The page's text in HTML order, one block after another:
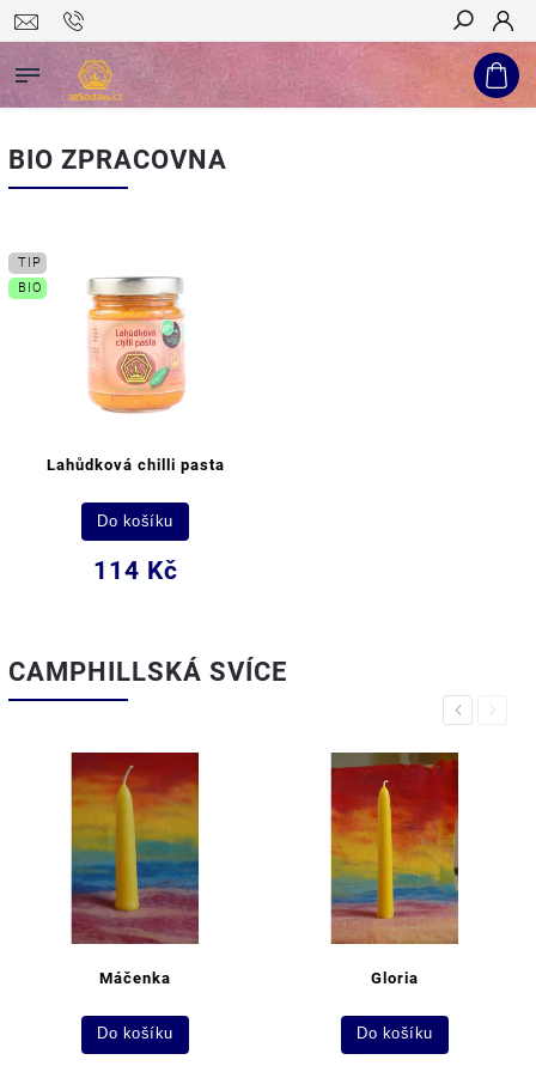
Hledat
BIO ZPRACOVNA
TIP
BIO
Lahůdková chilli pasta
114 Kč
Do košíku
CAMPHILLSKÁ SVÍCE
Previous
Máčenka
Do košíku
Gloria
Do košíku
Next